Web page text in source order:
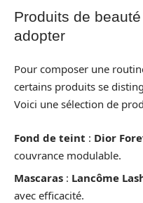
Produits de
adopter
Pour composer une
certains produits se
Voici une sélection de
Fond de teint : Dior
couvrance modulable.
Mascaras : Lancôme
avec efficacité.